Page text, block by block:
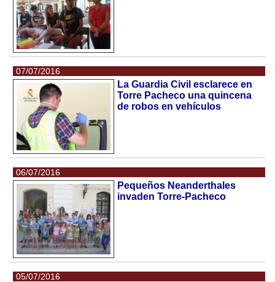
07/07/2016
La Guardia Civil esclarece en
Torre Pacheco una quincena
de robos en vehículos
06/07/2016
Pequeños Neanderthales
invaden Torre-Pacheco
05/07/2016